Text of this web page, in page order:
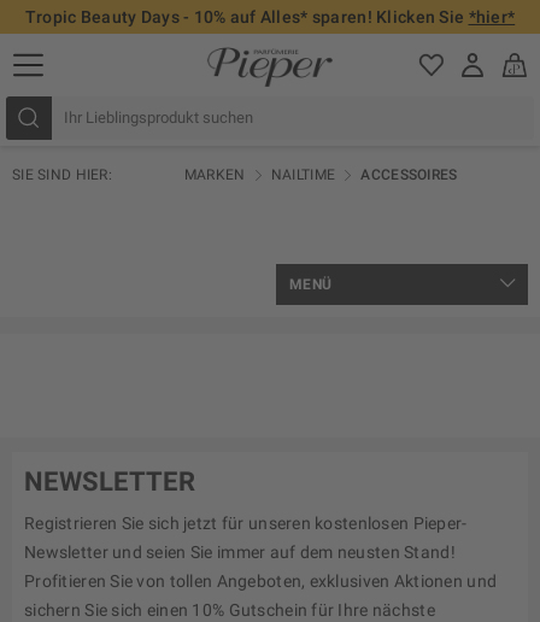
Tropic Beauty Days - 10% auf Alles* sparen! Klicken Sie *hier*
SIE SIND HIER: MARKEN NAILTIME ACCESSOIRES
MENÜ
NEWSLETTER
Registrieren Sie sich jetzt für unseren kostenlosen Pieper-
Newsletter und seien Sie immer auf dem neusten Stand!
Profitieren Sie von tollen Angeboten, exklusiven Aktionen und
sichern Sie sich einen 10% Gutschein für Ihre nächste